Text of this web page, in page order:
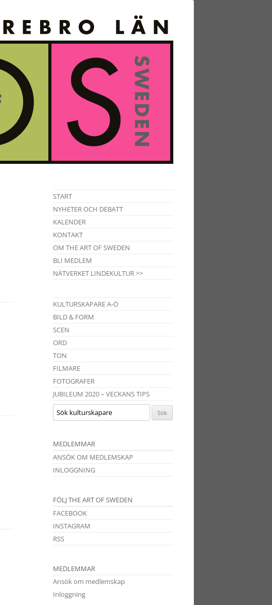
START
NYHETER OCH DEBATT
KALENDER
KONTAKT
OM THE ART OF SWEDEN
BLI MEDLEM
NÄTVERKET LINDEKULTUR >>
KULTURSKAPARE A-Ö
BILD & FORM
SCEN
ORD
TON
FILMARE
FOTOGRAFER
JUBILEUM 2020 – VECKANS TIPS
MEDLEMMAR
ANSÖK OM MEDLEMSKAP
INLOGGNING
FÖLJ THE ART OF SWEDEN
FACEBOOK
INSTAGRAM
RSS
MEDLEMMAR
Ansök om medlemskap
Inloggning